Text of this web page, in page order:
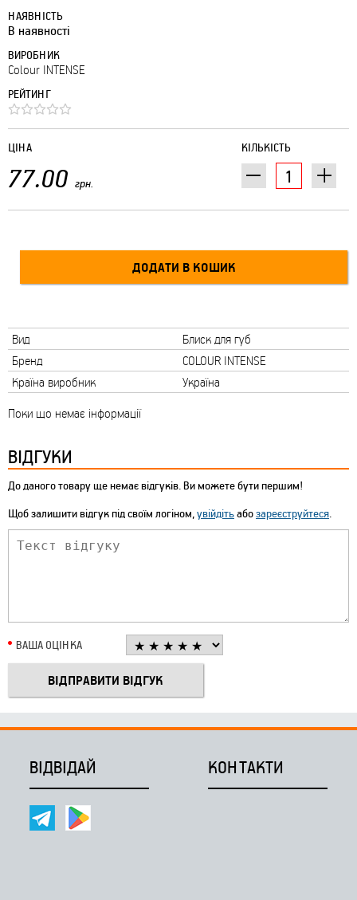
НАЯВНІСТЬ
В наявності
ВИРОБНИК
Colour INTENSE
РЕЙТИНГ
КІЛЬКІСТЬ
ЦІНА
77.00 грн.
Вид
Блиск для губ
Бренд
COLOUR INTENSE
Країна виробник
Україна
Поки що немає інформації
ВІДГУКИ
До даного товару ще немає відгуків. Ви можете бути першим!
Щоб залишити відгук під своїм логіном,увійдітьабозареєструйтеся.
ВАША ОЦІНКА
ВІДВІДАЙ КОНТАКТИ